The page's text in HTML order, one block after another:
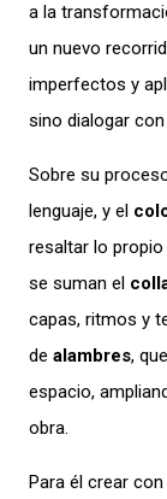
a la
un nuevo
imperfectos y
sino dialogar
Sobre su
lenguaje, y el
resaltar lo
se suman el
capas, ritmos y
de alambres,
espacio,
obra.
Para él crear